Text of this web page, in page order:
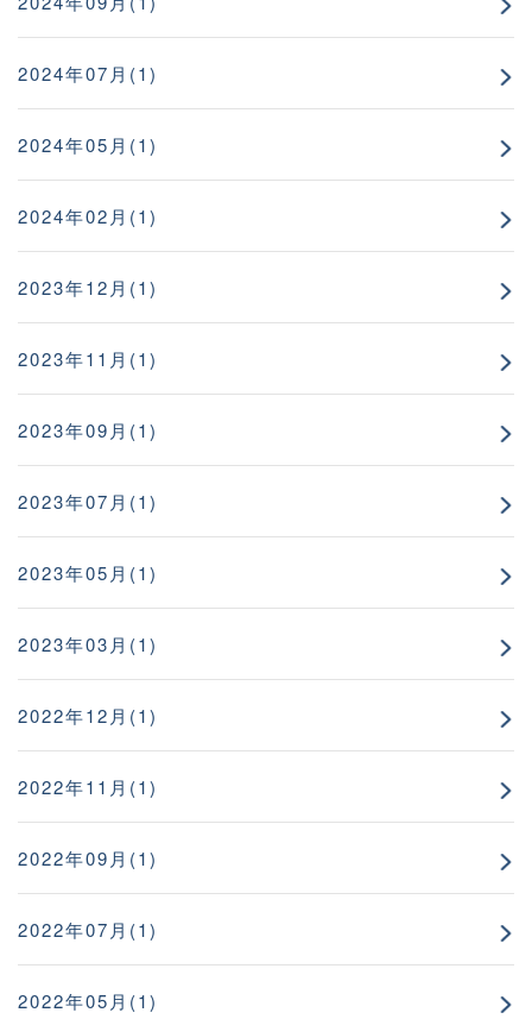
2024年07月(1)
2024年05月(1)
2024年02月(1)
2023年12月(1)
2023年11月(1)
2023年09月(1)
2023年07月(1)
2023年05月(1)
2023年03月(1)
2022年12月(1)
2022年11月(1)
2022年09月(1)
2022年07月(1)
2022年05月(1)